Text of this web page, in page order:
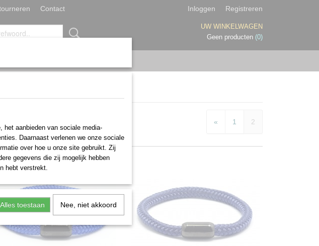
Contact Inloggen Registreren
UW WINKELWAGEN
Geen producten (0)
« 1 2
het aanbieden van sociale media-
Daarnaast verlenen we onze sociale
over hoe u onze site gebruikt. Zij
gegevens die zij mogelijk hebben
hebt verstrekt.
Alles toestaan Nee, niet akkoord